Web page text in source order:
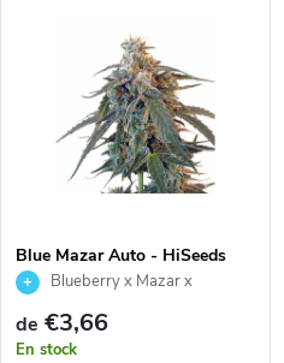
t
s
Blue Mazar Auto - HiSeeds
Blueberry x Mazar x
Ruderalis
de €3,66
En stock